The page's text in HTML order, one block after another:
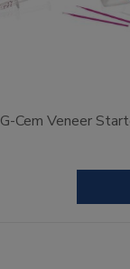
G-Cem Veneer